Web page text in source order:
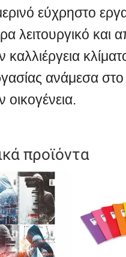
εύχρηστο
λειτουργικό και
καλλιέργεια
ανάμεσα στο
οικογένεια.
προϊόντα